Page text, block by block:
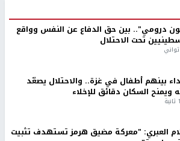
درومي".. بين حق الدفاع عن النفس وواقع
تحت الاحتلال
بينهم أطفال في غزة.. والاحتلال يصعّد
ويمنح السكان دقائق للإخلاء
العبري: "معركة مضيق هرمز تستهدف تثبيت